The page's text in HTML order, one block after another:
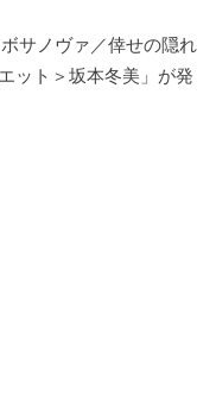
サノヴァ／倖せの隠れ
ット＞坂本冬美」が発